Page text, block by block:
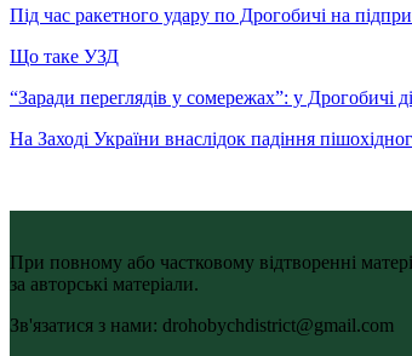
Під час ракетного удару по Дрогобичі на
Що таке УЗД
“Заради переглядів у сомережах”: у Дрогобичі
На Заході України внаслідок падіння
При повному або частковому відтворенні
за авторські матеріали.
Зв'язатися з нами: drohobychdistrict@gmail.com